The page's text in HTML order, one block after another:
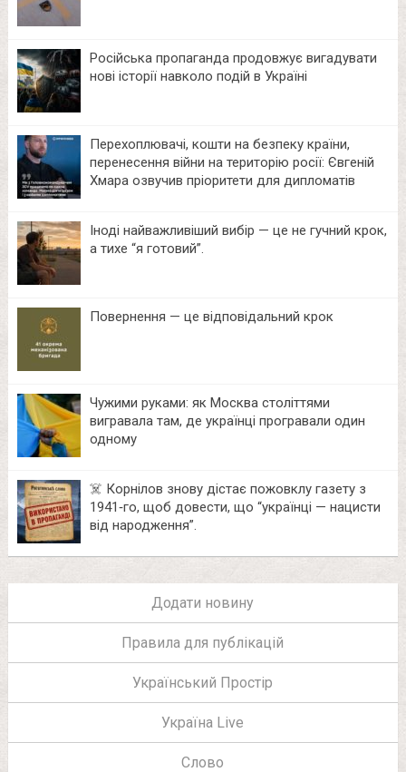
Російська пропаганда продовжує вигадувати
нові історії навколо подій в Україні
Перехоплювачі, кошти на безпеку країни,
перенесення війни на територію росії: Євгеній
Хмара озвучив пріоритети для дипломатів
Іноді найважливіший вибір — це не гучний крок,
а тихе “я готовий”.
Повернення — це відповідальний крок
Чужими руками: як Москва століттями
вигравала там, де українці програвали один
одному
☠️ Корнілов знову дістає пожовклу газету з
1941‑го, щоб довести, що “українці — нацисти
від народження”.
Додати новину
Правила для публікацій
Український Простір
Україна Live
Слово